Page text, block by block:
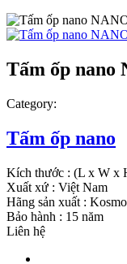
Tấm ốp nano
Category:
Tấm ốp nano
Kích thước : (L x W x
Xuất xứ : Việt Nam
Hãng sản xuất :
Bảo hành : 15 năm
Liên hệ